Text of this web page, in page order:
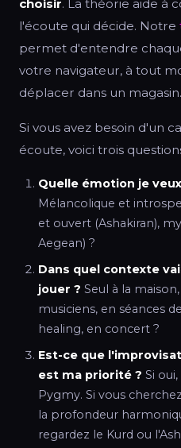
choisir. La théorie aide à
l'écoute qui décide. Notre
permet d'entendre
votre navigateur, à tout
déplacer dans un magasin.
Si vous avez besoin d'un
écoute, voici trois
Quelle émotion je
Mélancolique et
et ouvert (Ashakiran),
Aegean) ?
Dans quel contexte
jouer ? Seul à la
musiciens, en séances
healing, en concert ?
Est-ce que
est ma priorité ? Si
Pygmy. Si vous
la profondeur
regardez le Kurd ou